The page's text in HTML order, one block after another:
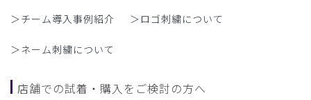
＞チーム導入事例紹介 ＞ロゴ刺繍について
＞ネーム刺繍について
店舗での試着・購入をご検討の方へ